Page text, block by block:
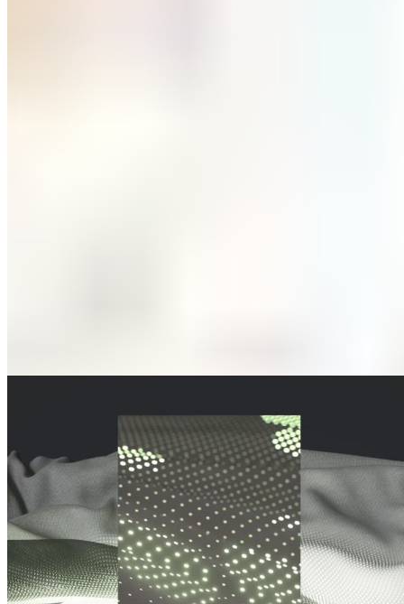
Bien dormir en voyage
La couette se roule facilement et se range dans le sac de
voyage fourni. Vous pourrez ainsi bien dormir et profiter d'un
« moment de bien-être ».